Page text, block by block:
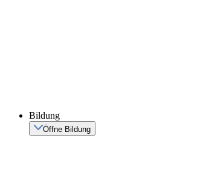
Bildung
Öffne Bildung